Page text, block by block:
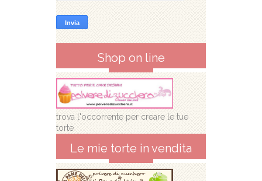
Shop on line
trova l'occorrente per creare le tue
torte
Le mie torte in vendita